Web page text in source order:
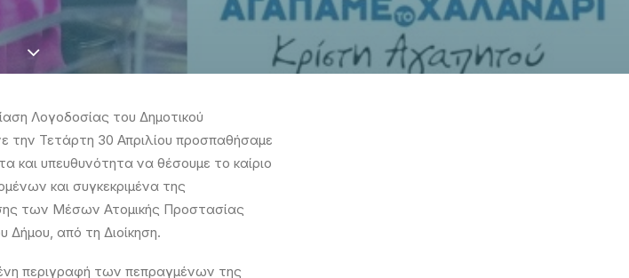
Λογοδοσίας του Δημοτικού
την Τετάρτη 30 Απριλίου προσπαθήσαμε
και υπευθυνότητα να θέσουμε το καίριο
και συγκεκριμένα της
των Μέσων Ατομικής Προστασίας
από τη Διοίκηση.
περιγραφή των πεπραγμένων της